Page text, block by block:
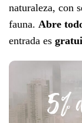
naturaleza, con
fauna. Abre
entrada es
5%